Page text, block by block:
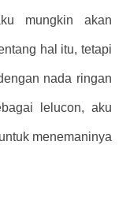
mungkin akan
hal itu, tetapi
nada ringan
lelucon, aku
menemaninya